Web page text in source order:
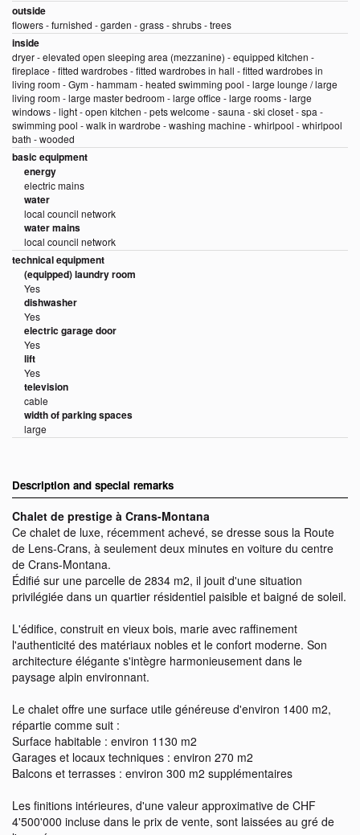
outside
flowers - furnished - garden - grass - shrubs - trees
inside
dryer - elevated open sleeping area (mezzanine) - equipped kitchen -
fireplace - fitted wardrobes - fitted wardrobes in hall - fitted wardrobes in
living room - Gym - hammam - heated swimming pool - large lounge / large
living room - large master bedroom - large office - large rooms - large
windows - light - open kitchen - pets welcome - sauna - ski closet - spa -
swimming pool - walk in wardrobe - washing machine - whirlpool - whirlpool
bath - wooded
basic equipment
energy
electric mains
water
local council network
water mains
local council network
technical equipment
(equipped) laundry room
Yes
dishwasher
Yes
electric garage door
Yes
lift
Yes
television
cable
width of parking spaces
large
Description and special remarks
Chalet de prestige à Crans-Montana
Ce chalet de luxe, récemment achevé, se dresse sous la Route
de Lens-Crans, à seulement deux minutes en voiture du centre
de Crans-Montana.
Édifié sur une parcelle de 2834 m2, il jouit d'une situation
privilégiée dans un quartier résidentiel paisible et baigné de soleil.
L'édifice, construit en vieux bois, marie avec raffinement
l'authenticité des matériaux nobles et le confort moderne. Son
architecture élégante s'intègre harmonieusement dans le
paysage alpin environnant.
Le chalet offre une surface utile généreuse d'environ 1400 m2,
répartie comme suit :
Surface habitable : environ 1130 m2
Garages et locaux techniques : environ 270 m2
Balcons et terrasses : environ 300 m2 supplémentaires
Les finitions intérieures, d'une valeur approximative de CHF
4'500'000 incluse dans le prix de vente, sont laissées au gré de